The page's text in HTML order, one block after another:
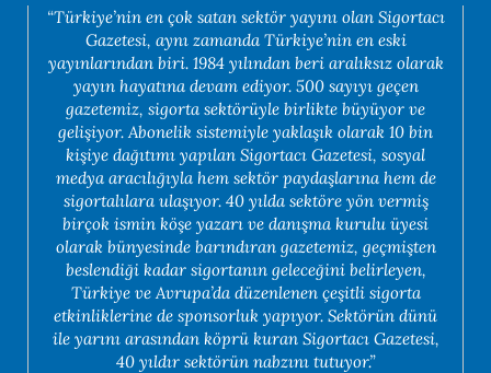
“Türkiye’nin en çok satan sektör yayını olan Sigortacı
Gazetesi, aynı zamanda Türkiye’nin en eski
yayınlarından biri. 1984 yılından beri aralıksız olarak
yayın hayatına devam ediyor. 500 sayıyı geçen
gazetemiz, sigorta sektörüyle birlikte büyüyor ve
gelişiyor. Abonelik sistemiyle yaklaşık olarak 10 bin
kişiye dağıtımı yapılan Sigortacı Gazetesi, sosyal
medya aracılığıyla hem sektör paydaşlarına hem de
sigortalılara ulaşıyor. 40 yılda sektöre yön vermiş
birçok ismin köşe yazarı ve danışma kurulu üyesi
olarak bünyesinde barındıran gazetemiz, geçmişten
beslendiği kadar sigortanın geleceğini belirleyen,
Türkiye ve Avrupa’da düzenlenen çeşitli sigorta
etkinliklerine de sponsorluk yapıyor. Sektörün dünü
ile yarını arasından köprü kuran Sigortacı Gazetesi,
40 yıldır sektörün nabzını tutuyor.”